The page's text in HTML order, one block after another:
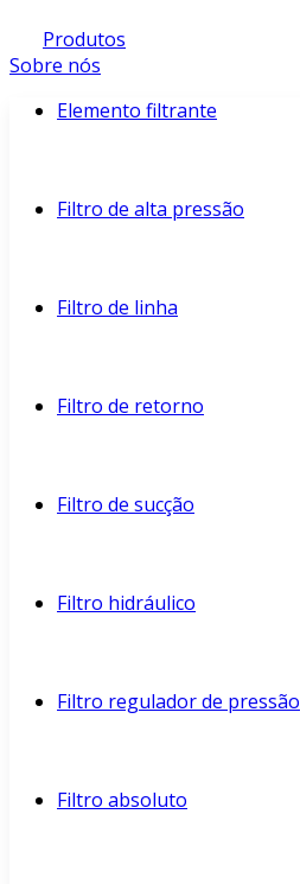
Produtos
Sobre nós
Elemento filtrante
Filtro de alta pressão
Filtro de linha
Filtro de retorno
Filtro de sucção
Filtro hidráulico
Filtro regulador de pressão
Filtro absoluto